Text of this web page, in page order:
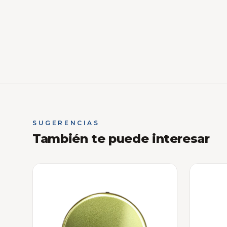
SUGERENCIAS
También te puede interesar